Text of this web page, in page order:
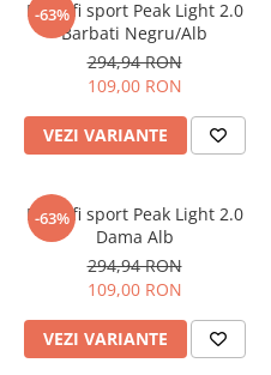
-63%
Pantofi sport Peak Light 2.0
Barbati Negru/Alb
294,94 RON
109,00 RON
VEZI VARIANTE
-63%
Pantofi sport Peak Light 2.0
Dama Alb
294,94 RON
109,00 RON
VEZI VARIANTE